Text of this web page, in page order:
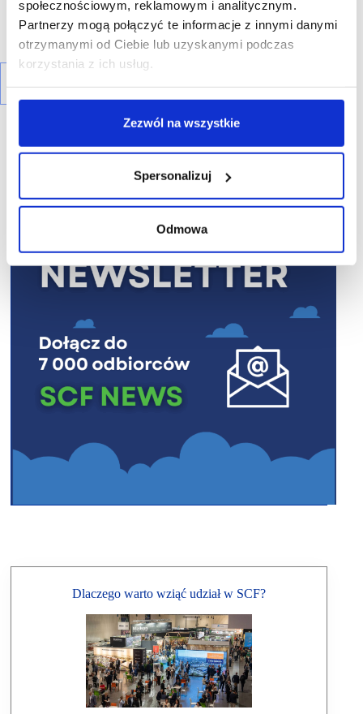
społecznościowym, reklamowym i analitycznym.
Partnerzy mogą połączyć te informacje z innymi danymi
otrzymanymi od Ciebie lub uzyskanymi podczas
korzystania z ich usług.
Zezwól na wszystkie
Spersonalizuj
Odmowa
R E K L A M A
Dlaczego warto wziąć udział w SCF?